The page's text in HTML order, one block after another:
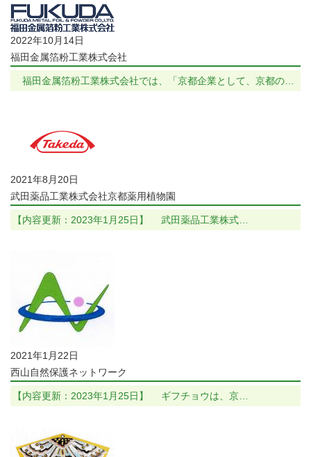
2022年10月14日
福田金属箔粉工業株式会社
福田金属箔粉工業株式会社では、「京都企業として、京都の…
2021年8月20日
武田薬品工業株式会社京都薬用植物園
【内容更新：2023年1月25日】 武田薬品工業株式…
2021年1月22日
西山自然保護ネットワーク
【内容更新：2023年1月25日】 ギフチョウは、京…